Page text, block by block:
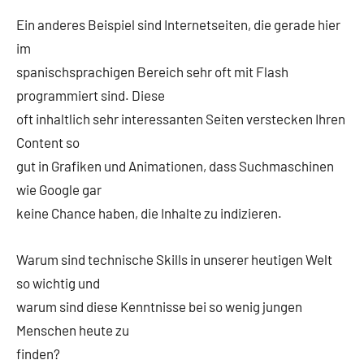
Ein anderes Beispiel sind Internetseiten, die gerade hier
im
spanischsprachigen Bereich sehr oft mit Flash
programmiert sind. Diese
oft inhaltlich sehr interessanten Seiten verstecken Ihren
Content so
gut in Grafiken und Animationen, dass Suchmaschinen
wie Google gar
keine Chance haben, die Inhalte zu indizieren.
Warum sind technische Skills in unserer heutigen Welt
so wichtig und
warum sind diese Kenntnisse bei so wenig jungen
Menschen heute zu
finden?